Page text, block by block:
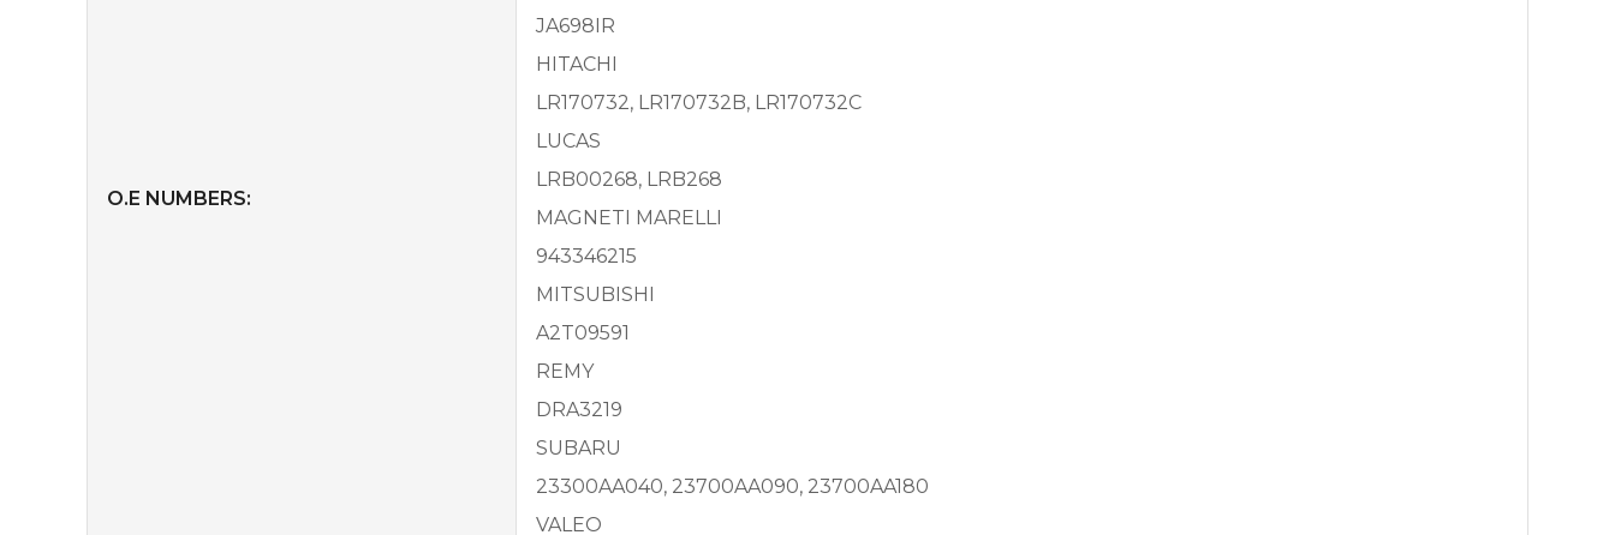
O.E NUMBERS:
JA698IR
HITACHI
LR170732, LR170732B, LR170732C
LUCAS
LRB00268, LRB268
MAGNETI MARELLI
943346215
MITSUBISHI
A2T09591
REMY
DRA3219
SUBARU
23300AA040, 23700AA090, 23700AA180
VALEO